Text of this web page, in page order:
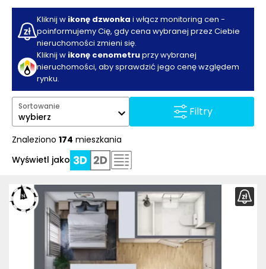
Kliknij w ikonę dzwonka i włącz monitoring cen -
poinformujemy Cię, gdy cena wybranej przez Ciebie
nieruchomości zmieni się.
Kliknij w ikonę cenometruprzy wybranej
nieruchomości, aby sprawdzić jego cenę względem
rynku.
Filtry
Sortowanie
wybierz
Znaleziono 174 mieszkania
Wyświetl jako